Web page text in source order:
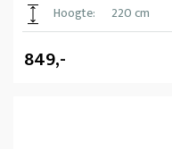
Hoogte:
220 cm
849,-